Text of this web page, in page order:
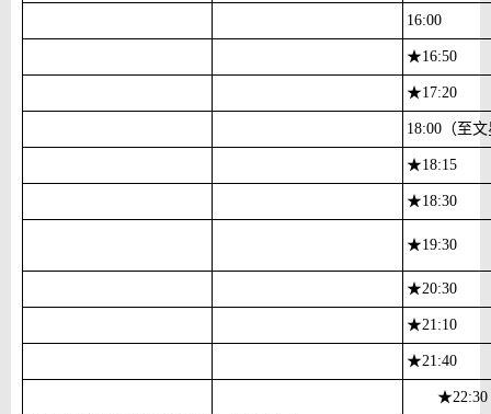
16:00
★16:50
★17:20
18:00（至
★18:15
★18:30
★19:30
★20:30
★21:10
★21:40
★22:30